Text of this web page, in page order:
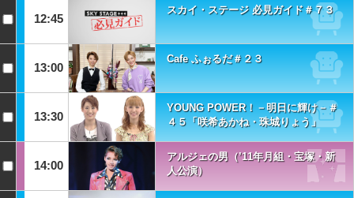
12:45
スカイ・ステージ 必見ガイド＃７３
13:00
Cafe ふぉるだ＃２３
13:30
YOUNG POWER！－明日に輝け－＃
４５「咲希あかね・珠城りょう」
14:00
アルジェの男（’11年月組・宝塚・新
人公演）